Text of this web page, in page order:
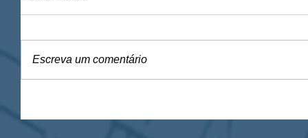
Escreva um comentário